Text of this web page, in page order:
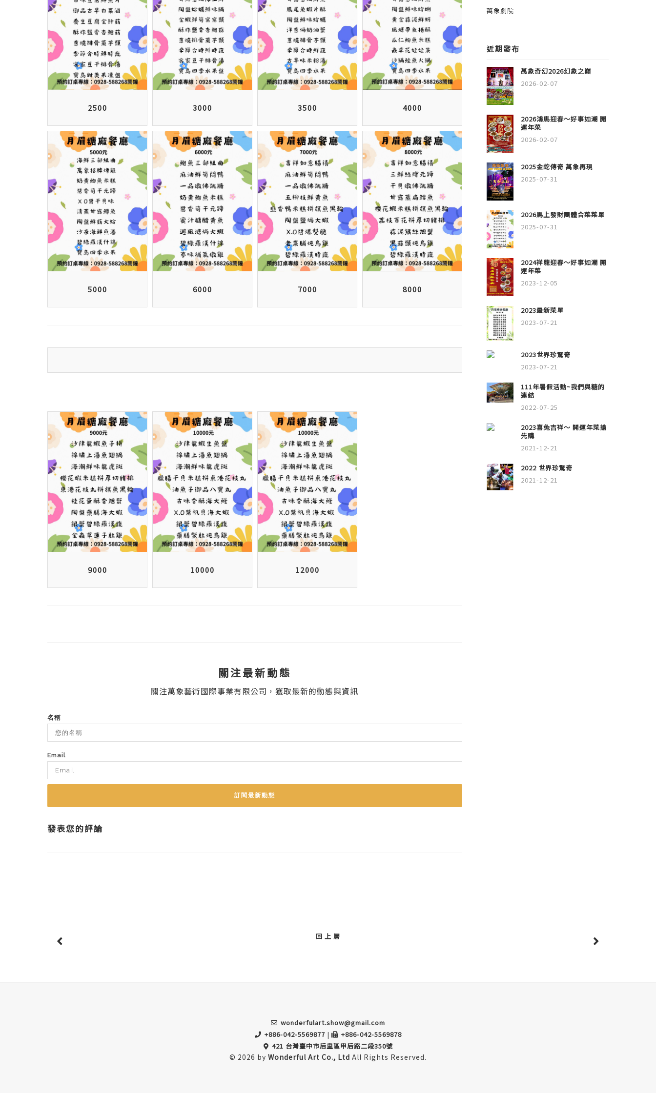
2500 3000 3500 4000
5000 6000 7000 8000
9000 10000 12000
關注最新動態
關注萬象藝術國際事業有限公司，獲取最新的動態與資訊
名稱
Email
訂閱最新動態
發表您的評論
萬象劇院
近期發布
萬象奇幻2026幻象之巔
2026-02-07
2026鴻馬迎春～好事如潮 開
運年菜
2026-02-07
2025金蛇傳奇 萬象再現
2025-07-31
2026馬上發財團體合菜菜單
2025-07-31
2024祥龍迎春～好事如潮 開
運年菜
2023-12-05
2023最新菜單
2023-07-21
2023世界珍驚奇
2023-07-21
111年暑假活動~我們與糖的
連結
2022-07-25
2023喜兔吉祥～ 開運年菜搶
先購
2021-12-21
2022 世界珍驚奇
2021-12-21
回 上 層
wonderfulart.show@gmail.com
+886-042-5569877|
+886-042-5569878
421 台灣臺中市后里區甲后路二段350號
© 2026 by Wonderful Art Co., Ltd All Rights Reserved.